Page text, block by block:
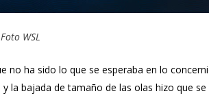
WSL
no ha sido lo que se esperaba en lo
la bajada de tamaño de las olas hizo que se